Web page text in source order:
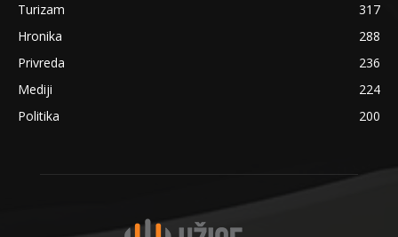
Turizam
317
Hronika
288
Privreda
236
Mediji
224
Politika
200